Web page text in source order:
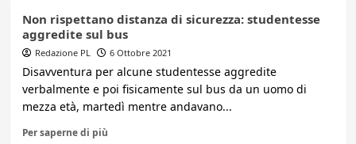
Non rispettano distanza di sicurezza: studentesse
aggredite sul bus
Redazione PL 6 Ottobre 2021
Disavventura per alcune studentesse aggredite
verbalmente e poi fisicamente sul bus da un uomo di
mezza età, martedì mentre andavano...
Per saperne di più